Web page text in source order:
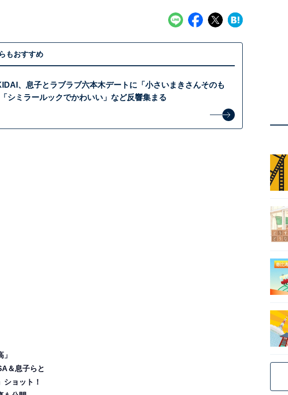
もおすすめ
、息子とラブラブ六本木デートに「小さいまきさんそのも
シミラールックでかわいい」など反響集まる
＆息子らと
ショット！